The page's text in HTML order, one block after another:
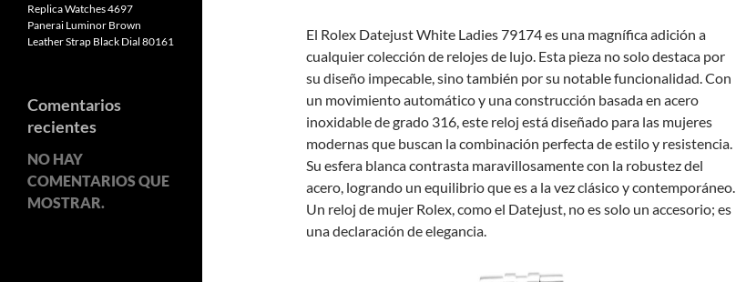
El Rolex Datejust White Ladies 79174 es una magnífica adición a
cualquier colección de relojes de lujo. Esta pieza no solo destaca por
su diseño impecable, sino también por su notable funcionalidad. Con
un movimiento automático y una construcción basada en acero
inoxidable de grado 316, este reloj está diseñado para las mujeres
modernas que buscan la combinación perfecta de estilo y resistencia.
Su esfera blanca contrasta maravillosamente con la robustez del
acero, logrando un equilibrio que es a la vez clásico y contemporáneo.
Un reloj de mujer Rolex, como el Datejust, no es solo un accesorio; es
una declaración de elegancia.
Replica Watches 4697
Panerai Luminor Brown
Leather Strap Black Dial 80161
Comentarios
recientes
NO HAY
COMENTARIOS QUE
MOSTRAR.